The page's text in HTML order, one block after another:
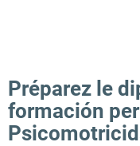
Préparez le
formación